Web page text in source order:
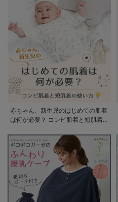
赤ちゃん、新生児のはじめての肌着
は何が必要？ コンビ肌着と短肌着